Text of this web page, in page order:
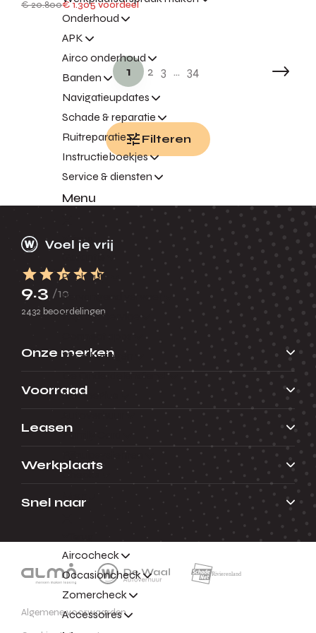
Onderhoud
APK
Airco onderhoud
Banden
Navigatieupdates
Schade & reparatie
Ruitreparatie
Instructieboekjes
Service & diensten
Menu
Terug
Pechhulp
Vervangend vervoer
Express Service
Verzekeringen
De Onderdelendienst
ServicePlus
Family Card
Aircocheck
Occasioncheck
Zomercheck
Accessoires
€ 20.800€ 1.305 voordeel
1 2 3 ... 34
Filteren
9.3 /10
2432 beoordelingen
Onze merken
Voorraad
Leasen
Werkplaats
Snel naar
Algemene voorwaarden